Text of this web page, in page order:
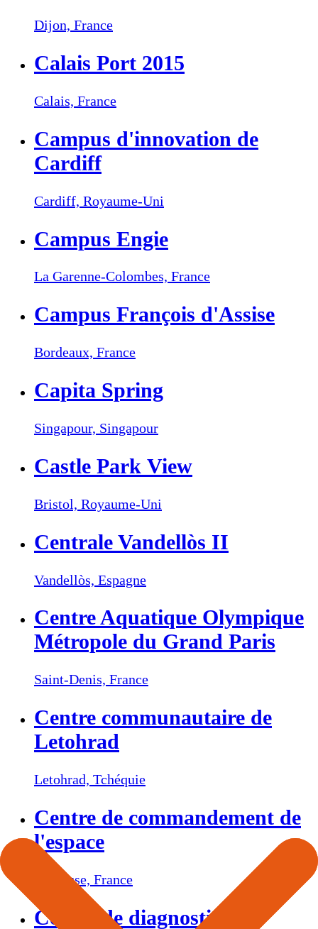
Dijon, France
Calais Port 2015
Calais, France
Campus d'innovation de
Cardiff
Cardiff, Royaume-Uni
Campus Engie
La Garenne-Colombes, France
Campus François d'Assise
Bordeaux, France
Capita Spring
Singapour, Singapour
Castle Park View
Bristol, Royaume-Uni
Centrale Vandellòs II
Vandellòs, Espagne
Centre Aquatique Olympique
Métropole du Grand Paris
Saint-Denis, France
Centre communautaire de
Letohrad
Letohrad, Tchéquie
Centre de commandement de
l'espace
Toulouse, France
Centre de diagnostic, de